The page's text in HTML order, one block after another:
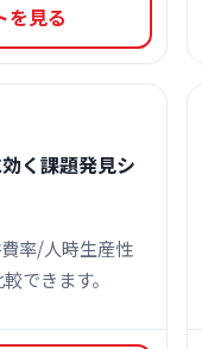
見る
く課題発見シ
率/人時生産性
できます。